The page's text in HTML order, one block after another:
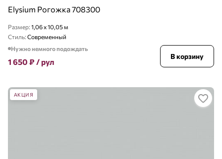
Elysium Рогожка 708300
Размер: 1,06 x 10,05 м
Стиль: Современный
Нужно немного подождать
1 650 ₽ / рул
В корзину
АКЦИЯ